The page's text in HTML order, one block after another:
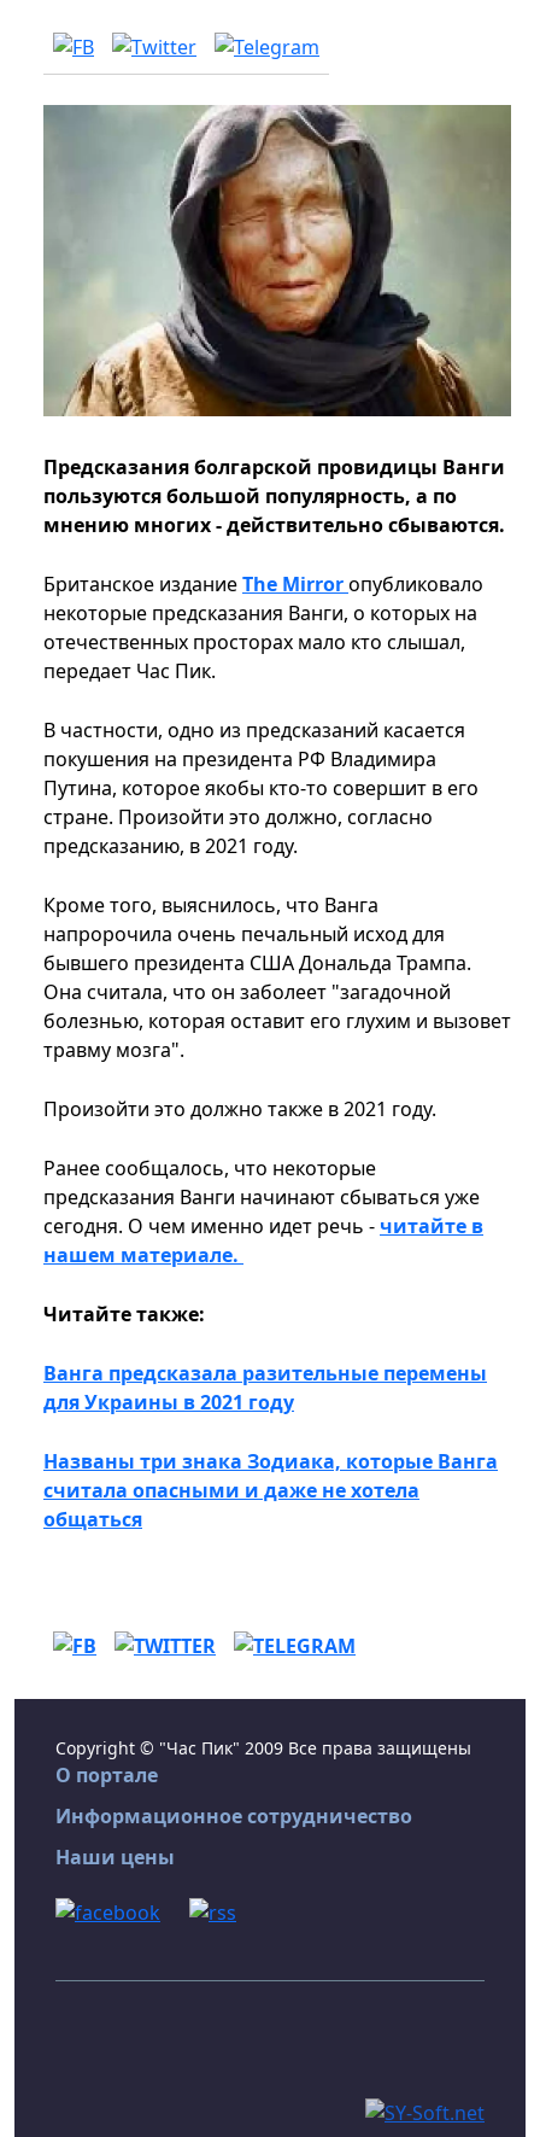
Предсказания болгарской провидицы Ванги
пользуются большой популярность, а по
мнению многих - действительно сбываются.
Британское изданиеThe Mirrorопубликовало
некоторые предсказания Ванги, о которых на
отечественных просторах мало кто слышал,
передает Час Пик.
В частности, одно из предсказаний касается
покушения на президента РФ Владимира
Путина, которое якобы кто-то совершит в его
стране. Произойти это должно, согласно
предсказанию, в 2021 году.
Кроме того, выяснилось, что Ванга
напророчила очень печальный исход для
бывшего президента США Дональда Трампа.
Она считала, что он заболеет "загадочной
болезнью, которая оставит его глухим и вызовет
травму мозга".
Произойти это должно также в 2021 году.
Ранее сообщалось, что некоторые
предсказания Ванги начинают сбываться уже
сегодня. О чем именно идет речь - читайте в
нашем материале.
Читайте также:
Ванга предсказала разительные перемены
для Украины в 2021 году
Названы три знака Зодиака, которые Ванга
считала опасными и даже не хотела
общаться
Copyright © "Час Пик" 2009 Все права защищены
О портале
Информационное сотрудничество
Наши цены